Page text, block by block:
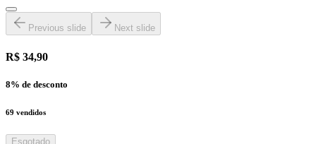
Previous slide Next slide
R$ 34,90
8% de desconto
69 vendidos
Esgotado